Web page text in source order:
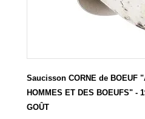
Saucisson CORNE de BOEUF
HOMMES ET DES BOEUFS"
GOÛT